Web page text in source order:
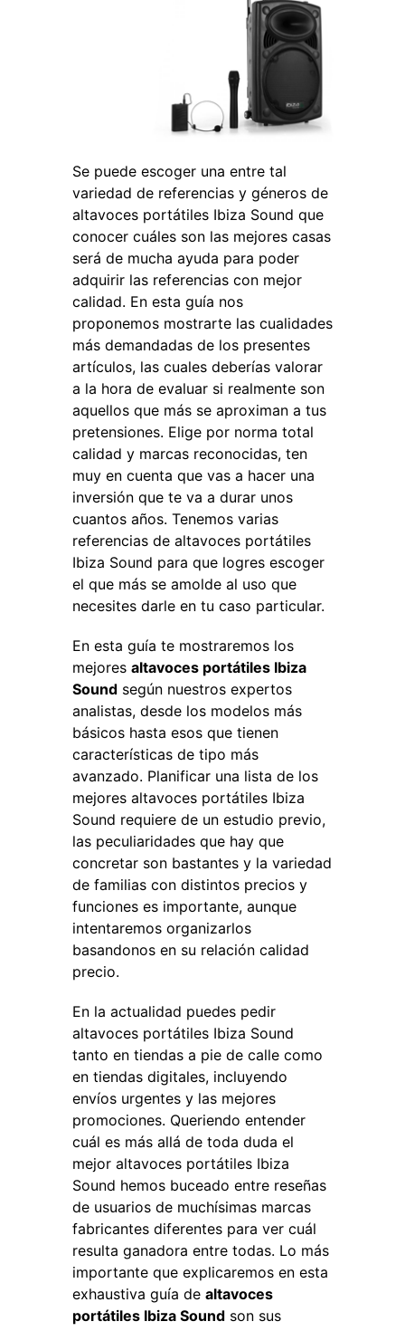
Se puede escoger una entre tal
variedad de referencias y géneros de
altavoces portátiles Ibiza Sound que
conocer cuáles son las mejores casas
será de mucha ayuda para poder
adquirir las referencias con mejor
calidad. En esta guía nos
proponemos mostrarte las cualidades
más demandadas de los presentes
artículos, las cuales deberías valorar
a la hora de evaluar si realmente son
aquellos que más se aproximan a tus
pretensiones. Elige por norma total
calidad y marcas reconocidas, ten
muy en cuenta que vas a hacer una
inversión que te va a durar unos
cuantos años. Tenemos varias
referencias de altavoces portátiles
Ibiza Sound para que logres escoger
el que más se amolde al uso que
necesites darle en tu caso particular.
En esta guía te mostraremos los
mejores altavoces portátiles Ibiza
Sound según nuestros expertos
analistas, desde los modelos más
básicos hasta esos que tienen
características de tipo más
avanzado. Planificar una lista de los
mejores altavoces portátiles Ibiza
Sound requiere de un estudio previo,
las peculiaridades que hay que
concretar son bastantes y la variedad
de familias con distintos precios y
funciones es importante, aunque
intentaremos organizarlos
basandonos en su relación calidad
precio.
En la actualidad puedes pedir
altavoces portátiles Ibiza Sound
tanto en tiendas a pie de calle como
en tiendas digitales, incluyendo
envíos urgentes y las mejores
promociones. Queriendo entender
cuál es más allá de toda duda el
mejor altavoces portátiles Ibiza
Sound hemos buceado entre reseñas
de usuarios de muchísimas marcas
fabricantes diferentes para ver cuál
resulta ganadora entre todas. Lo más
importante que explicaremos en esta
exhaustiva guía de altavoces
portátiles Ibiza Sound son sus